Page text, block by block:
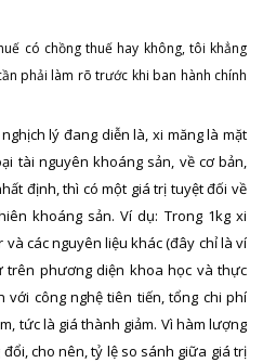
có chồng thuế hay không, tôi khẳng
phải làm rõ trước khi ban hành chính
lý đang diễn là, xi măng là mặt
tài nguyên khoáng sản, về cơ bản,
định, thì có một giá trị tuyệt đối về
khoáng sản. Ví dụ: Trong 1kg xi
và các nguyên liệu khác (đây chỉ là ví
trên phương diện khoa học và thực
với công nghệ tiên tiến, tổng chi phí
tức là giá thành giảm. Vì hàm lượng
cho nên, tỷ lệ so sánh giữa giá trị